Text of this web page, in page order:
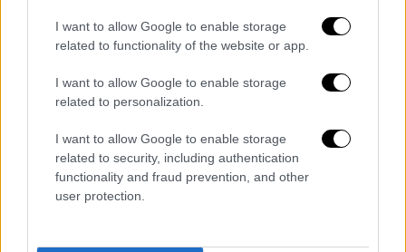
I want to allow Google to enable storage
related to functionality of the website or app.
I want to allow Google to enable storage
related to personalization.
I want to allow Google to enable storage
related to security, including authentication
functionality and fraud prevention, and other
user protection.
σημαίνει στέκομαι και δίνω τη μάχη.Και αυτό
Βεβαίως, αντιλαμβάνομαι την ευθύνη να
ανθρώπους που πληγώσαμε, τους
εκατοντάδες χιλιάδες φίλους, μαχητές,
αγωνιστές και ψηφοφόρους του ΣΥΡΙΖΑ.